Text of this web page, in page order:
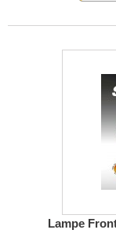
Lampe